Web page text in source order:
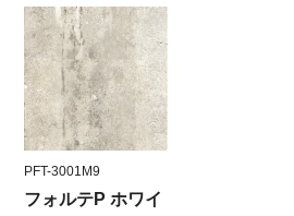
PFT-3001M9
フォルテP ホワイ